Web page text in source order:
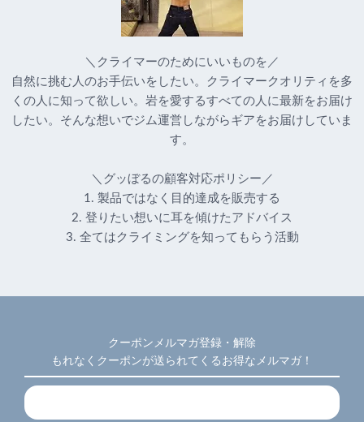
＼クライマーのためにいいものを／
自然に挑む人のお手伝いをしたい。クライマークオリティを多
くの人に知って欲しい。岩を愛するすべての人に最新をお届け
したい。そんな想いでジム運営しながらギアをお届けしていま
す。
＼グッぼるの顧客対応ポリシー／
1. 製品ではなく目的達成を販売する
2. 登りたい想いに耳を傾けたアドバイス
3. 全てはクライミングを知ってもらう活動
クーポンメルマガ登録・解除
もれなくクーポンが送られてくるお得なメルマガ！